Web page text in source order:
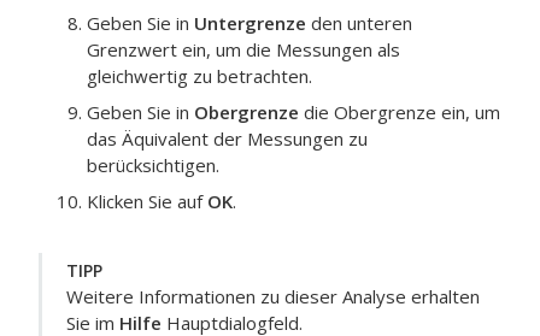
Geben Sie in Untergrenze den unteren
Grenzwert ein, um die Messungen als
gleichwertig zu betrachten.
Geben Sie in Obergrenze die Obergrenze ein, um
das Äquivalent der Messungen zu
berücksichtigen.
Klicken Sie auf OK.
TIPP
Weitere Informationen zu dieser Analyse erhalten
Sie im Hilfe Hauptdialogfeld.